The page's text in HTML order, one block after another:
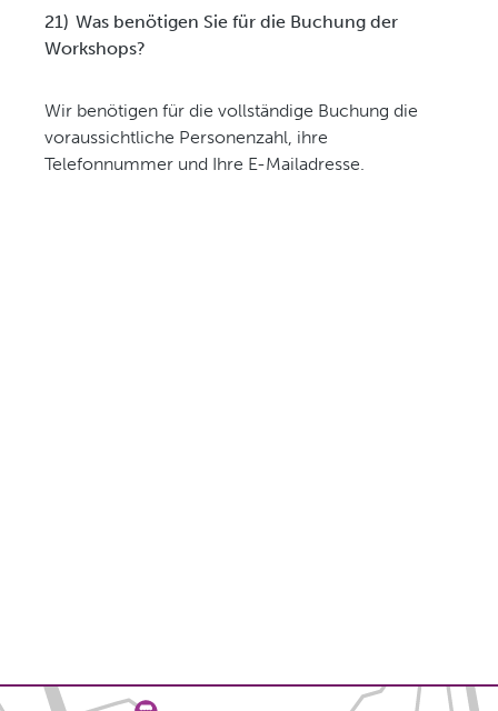
21) Was benötigen Sie für die Buchung der
Workshops?
Wir benötigen für die vollständige Buchung die
voraussichtliche Personenzahl, ihre
Telefonnummer und Ihre E-Mailadresse.